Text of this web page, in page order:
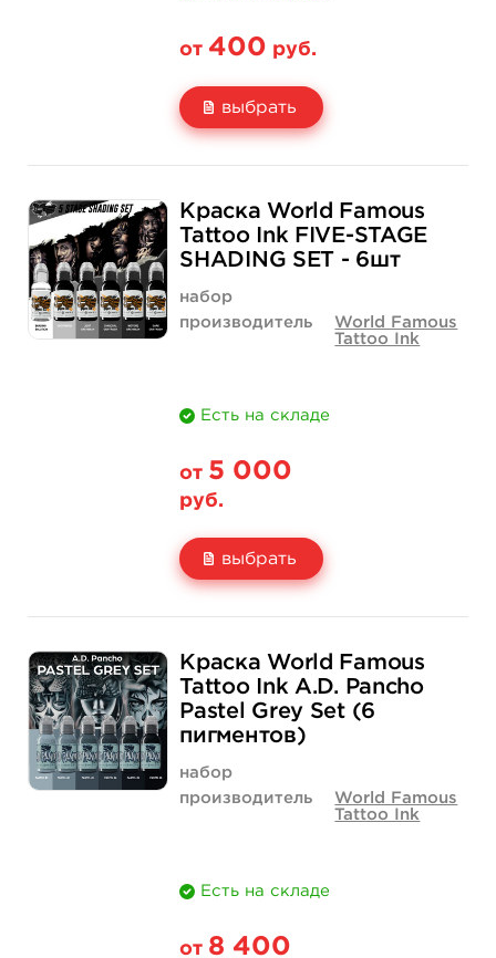
от 400 руб.
выбрать
Цена
Количество
400 руб. 650 руб.
Краска World Famous
Tattoo Ink FIVE-STAGE
SHADING SET - 6шт
набор
производитель
World Famous
Tattoo Ink
Есть на складе
от 5 000
руб.
выбрать
Цена
Количество
5 000 руб.
купить
7 400 руб.
нет на складе
Краска World Famous
Tattoo Ink A.D. Pancho
Pastel Grey Set (6
пигментов)
набор
производитель
World Famous
Tattoo Ink
Есть на складе
от 8 400